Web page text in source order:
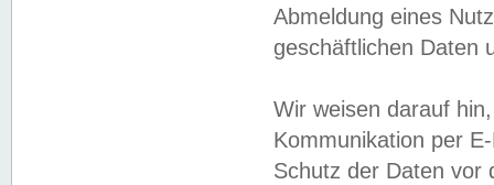
Abmeldung eines
geschäftlichen Daten
Wir weisen darauf
Kommunikation per
Schutz der Daten vor